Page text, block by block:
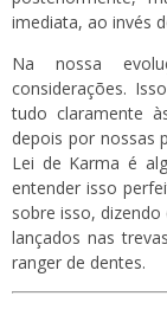
imediata, ao invés
Na nossa
considerações.
tudo claramente
depois por nossas
Lei de Karma é
entender isso
sobre isso,
lançados nas
ranger de dentes.